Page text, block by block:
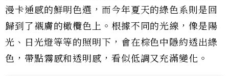
漫卡通感的鮮明色選，而今年夏天的綠色系則是回
歸到了襯膚的橄欖色上。根據不同的光線，像是陽
光、日光燈等等的照明下，會在棕色中隱約透出綠
色，帶點霧感和透明感，看似低調又充滿變化。